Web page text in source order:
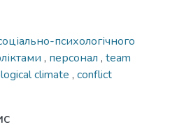
психологічного
, персонал , team
climate , conflict